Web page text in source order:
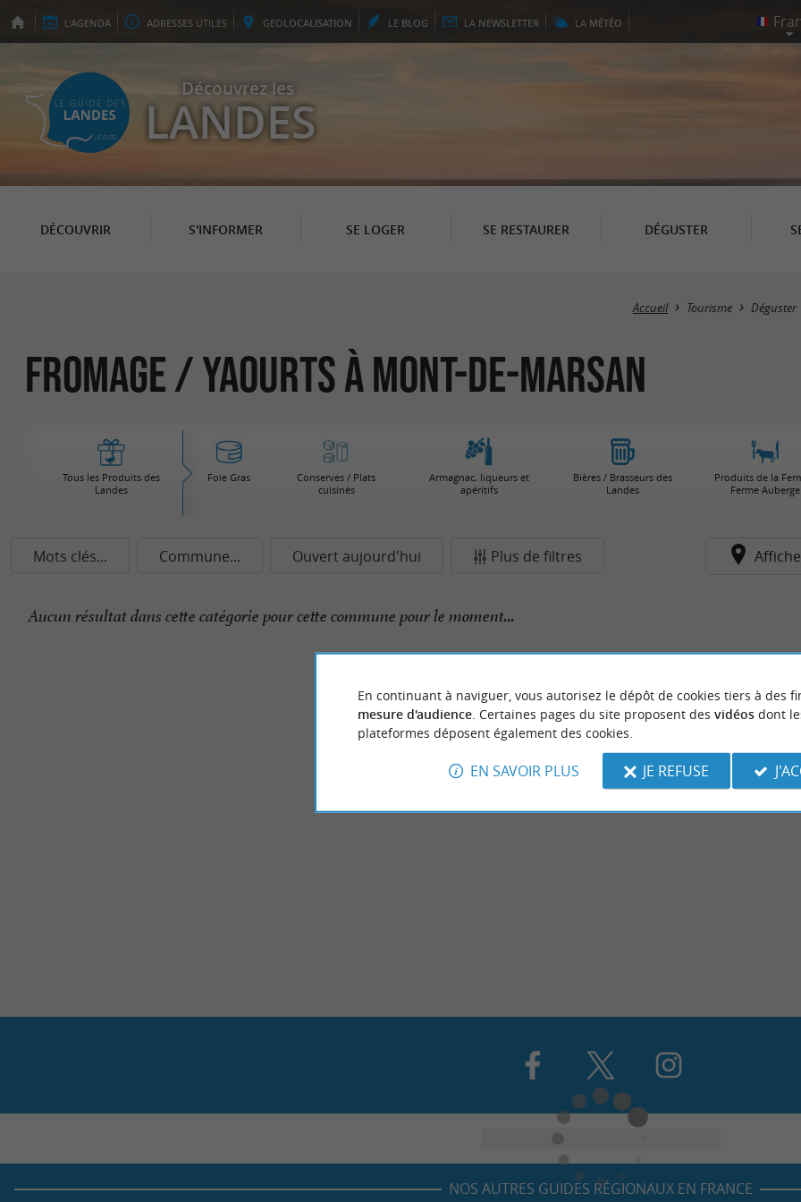
L'AGENDA ADRESSES UTILES GEOLOCALISATION LE BLOG LA NEWSLETTER LA MÉTÉO
Découvrez les
LANDES
DÉCOUVRIR S'INFORMER SE LOGER SE RESTAURER DÉGUSTER
Accueil Tourisme Déguster
Fromage / Yaourts à Mont-de-Marsan
Tous les Produits des
Landes
Foie Gras
Conserves / Plats
cuisinés
Armagnac, liqueurs et
apéritifs
Bières / Brasseurs des
Landes
Produits de la
Ferme Auberge
Mots clés... Commune... Ouvert aujourd'hui Plus de filtres
Aucun résultat dans cette catégorie pour cette commune pour le moment...
NOS AUTRES GUIDES RÉGIONAUX EN FRANCE
En continuant à naviguer, vous autorisez le dépôt de cookies tiers à des
mesure d'audience. Certaines pages du site proposent des vidéosdont
plateformes déposent également des cookies.
EN SAVOIR PLUS JE REFUSE